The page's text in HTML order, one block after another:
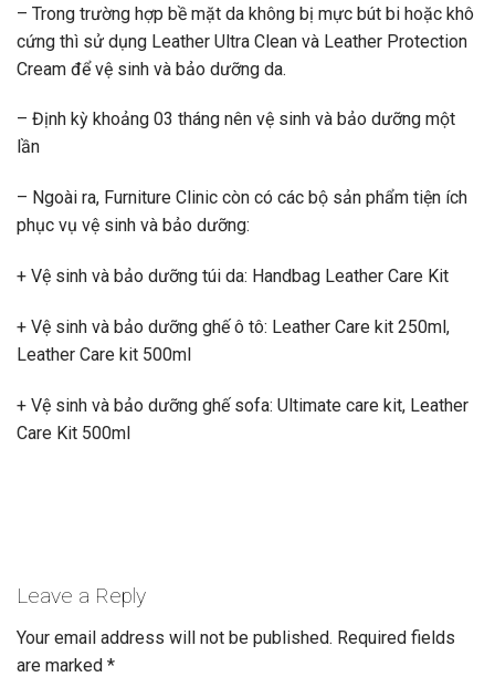
– Trong trường hợp bề mặt da không bị mực bút bi hoặc khô
cứng thì sử dụng Leather Ultra Clean và Leather Protection
Cream để vệ sinh và bảo dưỡng da.
– Định kỳ khoảng 03 tháng nên vệ sinh và bảo dưỡng một
lần
– Ngoài ra, Furniture Clinic còn có các bộ sản phẩm tiện ích
phục vụ vệ sinh và bảo dưỡng:
+ Vệ sinh và bảo dưỡng túi da: Handbag Leather Care Kit
+ Vệ sinh và bảo dưỡng ghế ô tô: Leather Care kit 250ml,
Leather Care kit 500ml
+ Vệ sinh và bảo dưỡng ghế sofa: Ultimate care kit, Leather
Care Kit 500ml
Leave a Reply
Your email address will not be published. Required fields
are marked *